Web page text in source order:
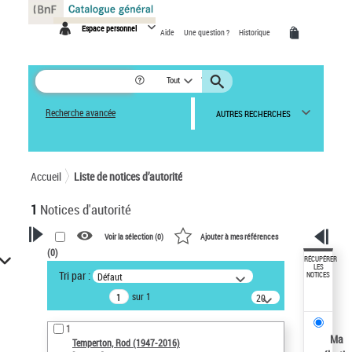
Espace personnel Aide Une question ? Historique
Tout
Recherche avancée AUTRES RECHERCHES
Accueil Liste de notices d’autorité
1 Notices d'autorité
VOTRE RECHERCHE
Recherche avancée dans les
notices d’autorité
Œuvres liées à l'auteur :
Temperton, Rod (1947-2016)
Voir la sélection (0) Ajouter à mes références
(0)
Tri par : Défaut
sur 1
20
résultats/page
1
Temperton, Rod (1947-2016)
RÉCUPÉRER
LES
NOTICES
Ma
Panneau de gestion des cookies